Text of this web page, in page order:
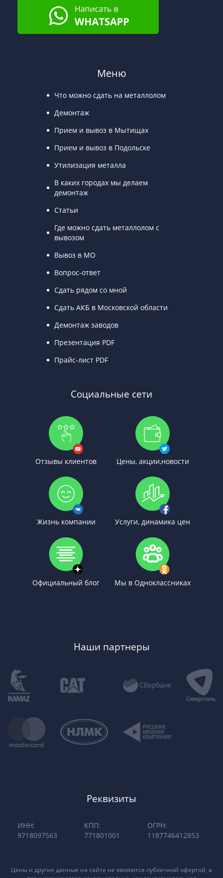
Меню
Что можно сдать на металлолом
Демонтаж
Прием и вывоз в Мытищах
Прием и вывоз в Подольске
Утилизация металла
В каких городах мы делаем
демонтаж
Статьи
Где можно сдать металлолом с
вывозом
Вывоз в МО
Вопрос-ответ
Сдать рядом со мной
Сдать АКБ в Московской области
Демонтаж заводов
Презентация PDF
Прайс-лист PDF
Социальные сети
Отзывы клиентов Цены, акции,новости
Жизнь компании Услуги, динамика цен
Официальный блог Мы в Одноклассниках
Наши партнеры
Реквизиты
ИНН:
9718097563
КПП:
771801001
ОГРН:
1187746412853
Цены и другие данные на сайте не являются публичной офертой, а